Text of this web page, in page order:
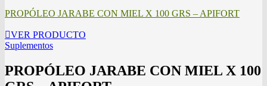
PROPÓLEO JARABE CON MIEL X 100 GRS – APIFORT
VER PRODUCTO
Suplementos
PROPÓLEO JARABE CON MIEL X 100